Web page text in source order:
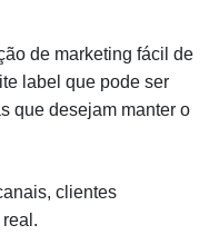
de marketing fácil de
label que pode ser
que desejam manter o
clientes